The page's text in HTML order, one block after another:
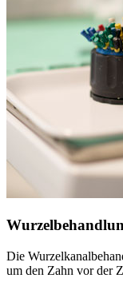
Die
um den Zahn vor der